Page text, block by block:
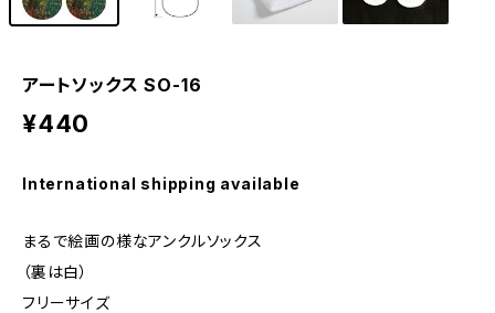
アートソックス SO-16
¥440
International shipping available
まるで絵画の様なアンクルソックス
（裏は白）
フリーサイズ